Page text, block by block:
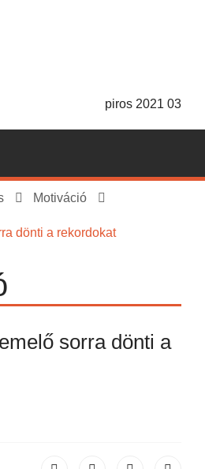
Motiváció
dönti a rekordokat
sorra dönti a